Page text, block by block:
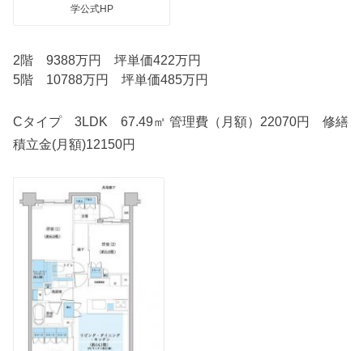
学公式HP
2階 9388万円 坪単価422万円
5階 10788万円 坪単価485万円
Cタイプ 3LDK 67.49㎡ 管理費（月額）22070円 修繕
積立金(月額)12150円